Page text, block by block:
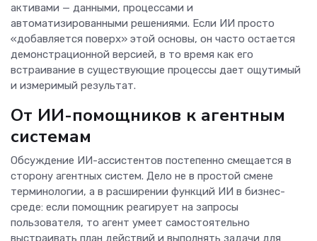
активами — данными, процессами и
автоматизированными решениями. Если ИИ просто
«добавляется поверх» этой основы, он часто остается
демонстрационной версией, в то время как его
встраивание в существующие процессы дает ощутимый
и измеримый результат.
От ИИ-помощников к агентным
системам
Обсуждение ИИ-ассистентов постепенно смещается в
сторону агентных систем. Дело не в простой смене
терминологии, а в расширении функций ИИ в бизнес-
среде: если помощник реагирует на запросы
пользователя, то агент умеет самостоятельно
выстраивать план действий и выполнять задачи для